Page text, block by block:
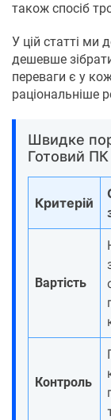
також спосіб
У цій статті ми
дешевше
переваги є у
раціональніше
Швидке
Готовий ПК
Критерій
Вартість
Контроль